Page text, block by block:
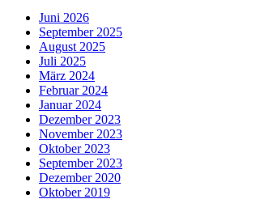
Juni 2026
September 2025
August 2025
Juli 2025
März 2024
Februar 2024
Januar 2024
Dezember 2023
November 2023
Oktober 2023
September 2023
Dezember 2020
Oktober 2019